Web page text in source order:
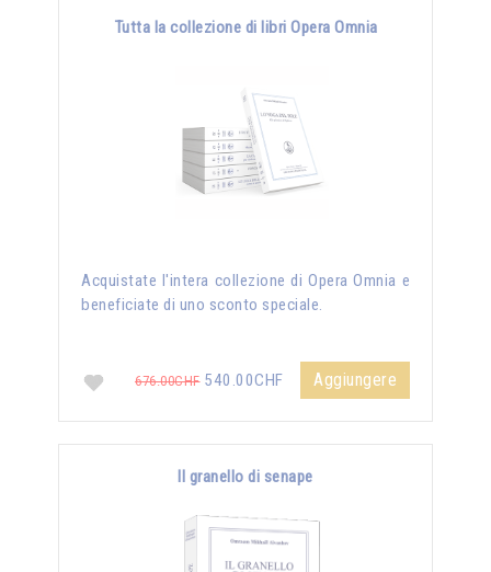
Tutta la collezione di libri Opera Omnia
Acquistate l'intera collezione di Opera Omnia e
beneficiate di uno sconto speciale.
676.00CHF540.00CHF Aggiungere
Il granello di senape